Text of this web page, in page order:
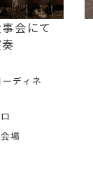
会にて
ディネ
場